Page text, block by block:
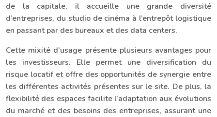
de la capitale, il accueille une grande diversité
d’entreprises, du studio de cinéma à l’entrepôt logistique
en passant par des bureaux et des data centers.
Cette mixité d’usage présente plusieurs avantages pour
les investisseurs. Elle permet une diversification du
risque locatif et offre des opportunités de synergie entre
les différentes activités présentes sur le site. De plus, la
flexibilité des espaces facilite l’adaptation aux évolutions
du marché et des besoins des entreprises, assurant une